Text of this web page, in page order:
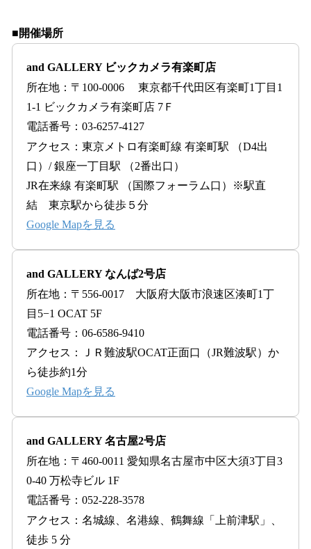
■開催場所
and GALLERY ビックカメラ有楽町店
所在地：〒100-0006 東京都千代田区有楽町1丁目1
1-1 ビックカメラ有楽町店 7Ｆ
電話番号：03-6257-4127
アクセス：東京メトロ有楽町線 有楽町駅 （D4出
口）/ 銀座一丁目駅 （2番出口）
JR在来線 有楽町駅 （国際フォーラム口）※駅直
結 東京駅から徒歩５分
Google Mapを見る
and GALLERY なんば2号店
所在地：〒556-0017 大阪府大阪市浪速区湊町1丁
目5−1 OCAT 5F
電話番号：06-6586-9410
アクセス：ＪＲ難波駅OCAT正面口（JR難波駅）か
ら徒歩約1分
Google Mapを見る
and GALLERY 名古屋2号店
所在地：〒460-0011 愛知県名古屋市中区大須3丁目3
0-40 万松寺ビル 1F
電話番号：052-228-3578
アクセス：名城線、名港線、鶴舞線「上前津駅」、
徒歩 5 分